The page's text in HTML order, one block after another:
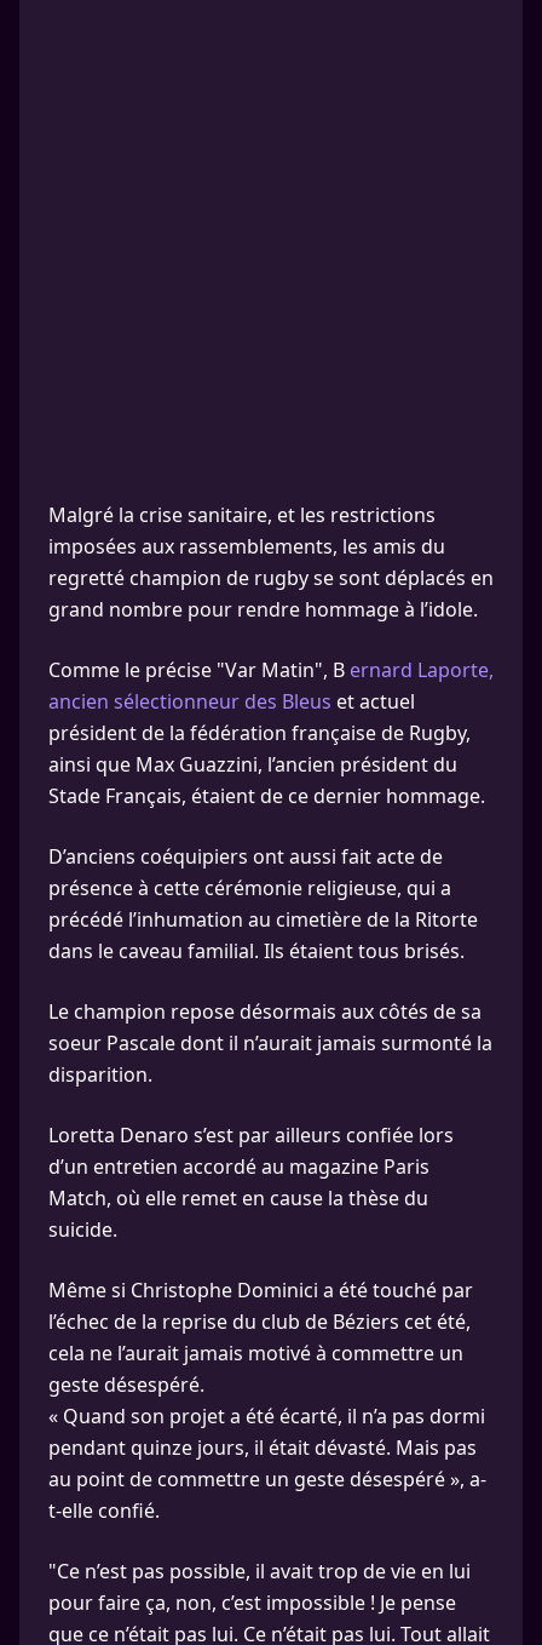
Malgré la crise sanitaire, et les restrictions
imposées aux rassemblements, les amis du
regretté champion de rugby se sont déplacés en
grand nombre pour rendre hommage à l’idole.
Comme le précise "Var Matin", B ernard Laporte,
ancien sélectionneur des Bleus et actuel
président de la fédération française de Rugby,
ainsi que Max Guazzini, l’ancien président du
Stade Français, étaient de ce dernier hommage.
D’anciens coéquipiers ont aussi fait acte de
présence à cette cérémonie religieuse, qui a
précédé l’inhumation au cimetière de la Ritorte
dans le caveau familial. Ils étaient tous brisés.
Le champion repose désormais aux côtés de sa
soeur Pascale dont il n’aurait jamais surmonté la
disparition.
Loretta Denaro s’est par ailleurs confiée lors
d’un entretien accordé au magazine Paris
Match, où elle remet en cause la thèse du
suicide.
Même si Christophe Dominici a été touché par
l’échec de la reprise du club de Béziers cet été,
cela ne l’aurait jamais motivé à commettre un
geste désespéré.
« Quand son projet a été écarté, il n’a pas dormi
pendant quinze jours, il était dévasté. Mais pas
au point de commettre un geste désespéré », a-
t-elle confié.
"Ce n’est pas possible, il avait trop de vie en lui
pour faire ça, non, c’est impossible ! Je pense
que ce n’était pas lui. Ce n’était pas lui. Tout allait